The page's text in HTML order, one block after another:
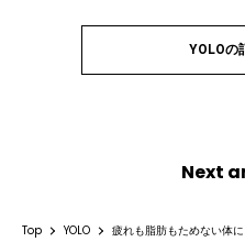
YOLOの
Next
Top YOLO 疲れも脂肪もためない体